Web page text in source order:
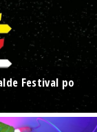
Festival po